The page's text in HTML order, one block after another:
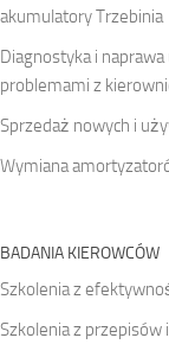
akumulatory Trzebinia
Diagnostyka i naprawa
problemami z
Sprzedaż nowych i
Wymiana
BADANIA KIEROWCÓW
Szkolenia z
Szkolenia z